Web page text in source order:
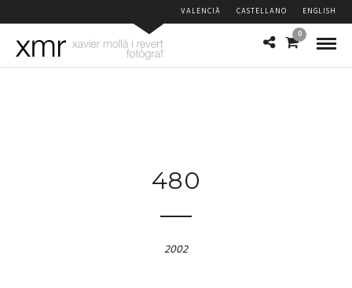
VALENCIÀ CASTELLANO ENGLISH
0
480
2002